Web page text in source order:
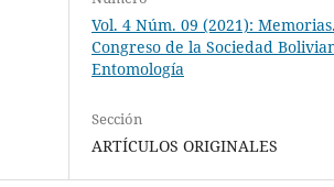
Vol. 4 Núm. 09 (2021):
Congreso de la Sociedad
Entomología
Sección
ARTÍCULOS ORIGINALES